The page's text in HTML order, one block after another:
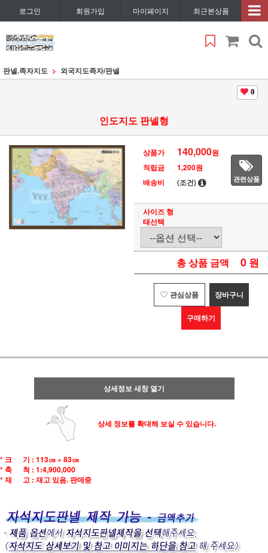
로그인 회원가입 마이페이지 최근본상품
판넬.족자지도 외국지도족자/판넬
0
인도지도 판넬형
상품가 140,000원
적립금
1,200원
배송비
(조건) 관련상품
사이즈 형
태선택
총 상품 금액 0 원
관심상품 장바구니
구매하기
상세정보 새창 열기
상세 정보를 확대해 보실 수 있습니다.
* 크 기 : 113㎝ × 83㎝
* 축 척 : 1:4,900,000
* 재 고 : 재고 있음. 판매중